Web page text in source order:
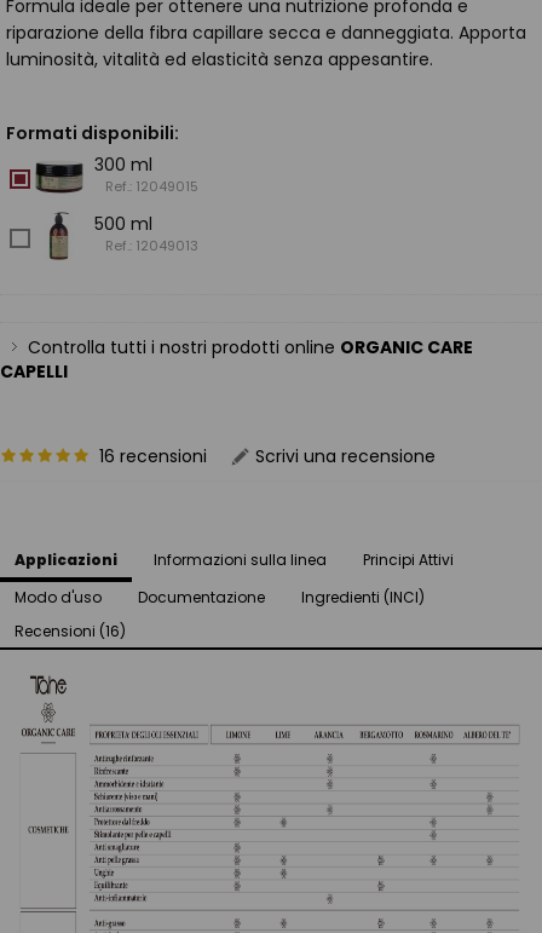
Formula ideale per ottenere una nutrizione profonda e
riparazione della fibra capillare secca e danneggiata. Apporta
luminosità, vitalità ed elasticità senza appesantire.
Formati disponibili:
300 ml
Ref.: 12049015
500 ml
Ref.: 12049013
Controlla tutti i nostri prodotti online ORGANIC CARE
CAPELLI
16 recensioni Scrivi una recensione
Applicazioni Informazioni sulla linea
Principi Attivi
Modo d'uso
Documentazione
Ingredienti (INCI)
Recensioni (16)